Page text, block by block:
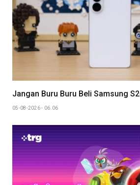
Jangan Buru Buru Beli Samsung
05-08-2026 - 06.06